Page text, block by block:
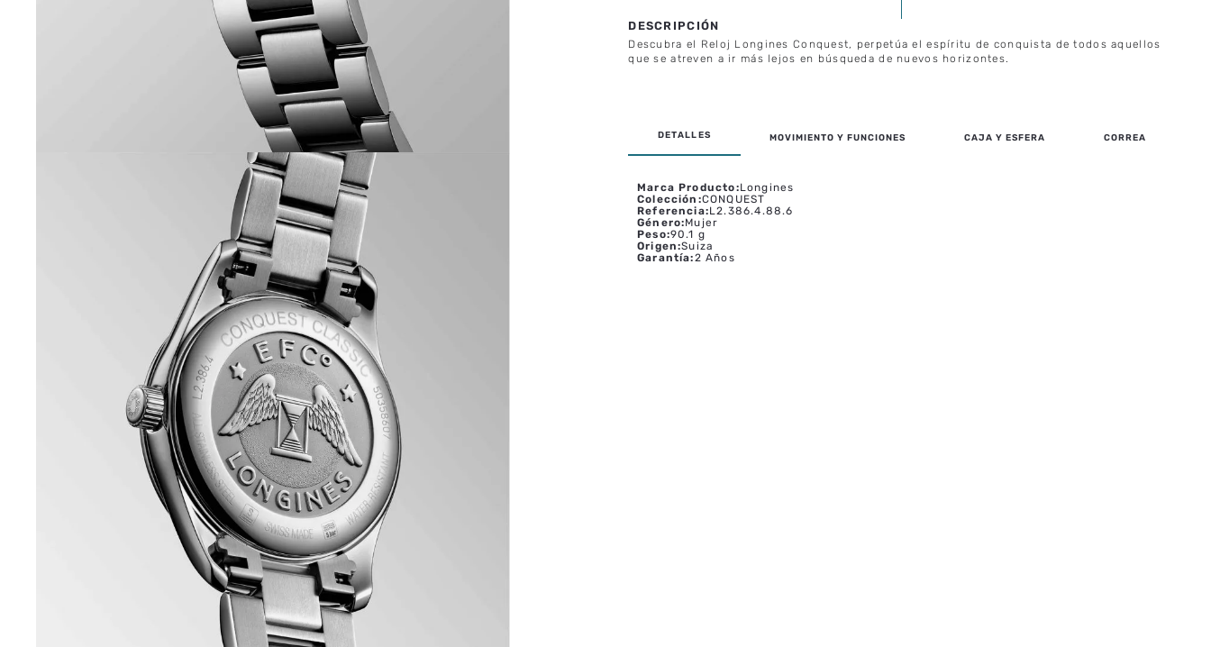
Descubra el Reloj Longines Conquest, perpetúa el espíritu de conquista de todos aquellos
que se atreven a ir más lejos en búsqueda de nuevos horizontes.
MOVIMIENTO Y FUNCIONES CAJA Y ESFERA CORREA
Marca Producto:Longines
Colección :CONQUEST
Referencia:L2.386.4.88.6
Género:Mujer
Peso:90.1 g
Origen:Suiza
Garantía:2 Años